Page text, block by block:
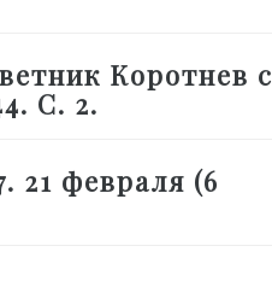
Коротнев с
С. 2.
21 февраля (6